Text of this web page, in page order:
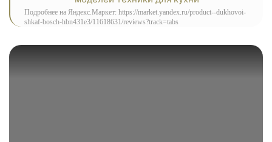
Подробнее на Яндекс.Маркет: https://market.yandex.ru/product--dukhovoi-
shkaf-bosch-hbn431e3/11618631/reviews?track=tabs